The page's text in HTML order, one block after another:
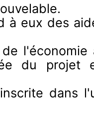
à eux des
l'économie
du projet
dans